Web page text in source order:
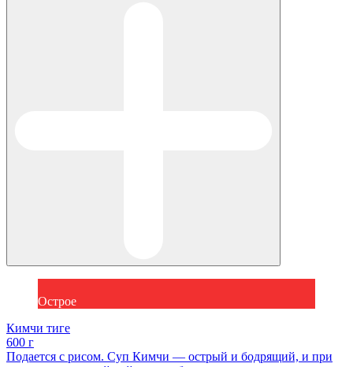
Острое
Кимчи тиге
600 г
Подается с рисом. Суп Кимчи — острый и бодрящий, и при